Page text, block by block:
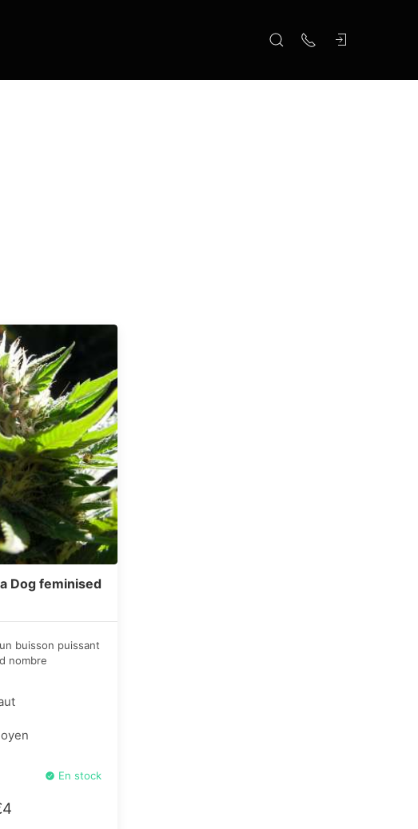
Dog feminised
buisson puissant
nombre
de
En stock